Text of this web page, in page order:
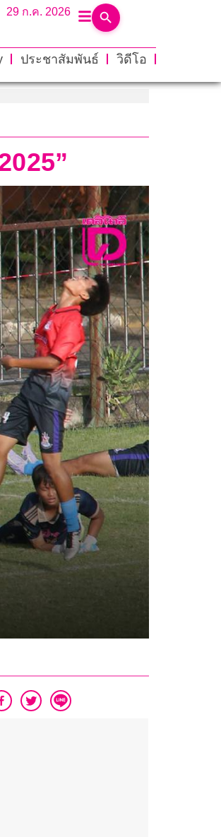
29 ก.ค. 2026
ประชาสัมพันธ์
วิดีโอ